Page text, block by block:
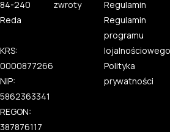
84-240
Reda
KRS:
0000877266
NIP:
5862363341
REGON:
387876117
zwroty
Regulamin
Regulamin
programu
lojalnościowego
Polityka
prywatności